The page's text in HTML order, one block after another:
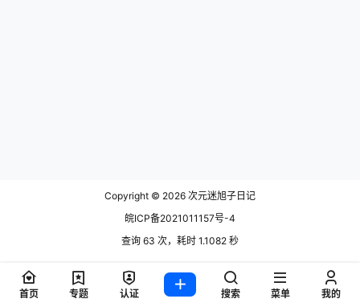
Copyright © 2026 次元迷旭子日记
皖ICP备2021011157号-4
查询 63 次，耗时 1.1082 秒
首页 专题 认证 搜索 菜单 我的